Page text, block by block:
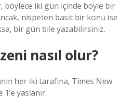
böylece iki gün içinde böyle bir
nispeten basit bir konu ise
bir gün bile yazabilirsiniz.
nasıl olur?
her iki tarafına, Times New
yaslanır.